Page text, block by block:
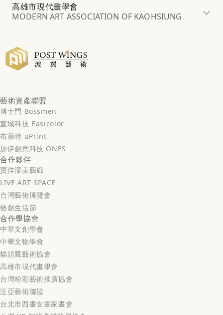
高雄市現代畫學會
MODERN ART ASSOCIATION OF KAOHSIUNG
藝術資產聯盟
博士門 Bossmen
宣城科技 Easicolor
布萊特 uPrint
加伊創意科技 ONES
合作夥伴
寶佳潭美藝廊
LIVE ART SPACE
台灣藝術博覽會
藝創生活節
合作學協會
中華文創學會
中華文物學會
貓頭鷹藝術協會
高雄市現代畫學會
台灣粉彩藝術推廣協會
泛亞藝術聯盟
台北市西畫女畫家畫會